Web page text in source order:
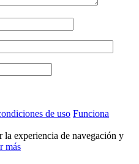
de uso Funciona
la experiencia de navegación y
más